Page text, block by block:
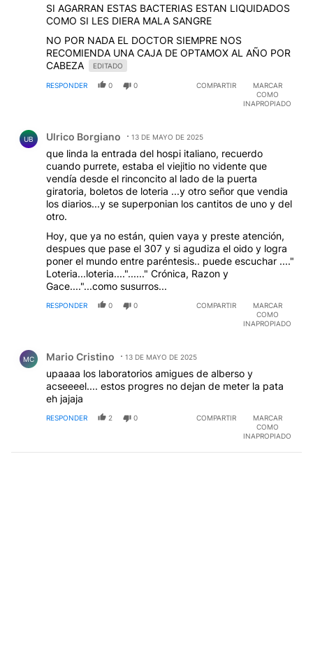
SI AGARRAN ESTAS BACTERIAS ESTAN LIQUIDADOS
COMO SI LES DIERA MALA SANGRE
NO POR NADA EL DOCTOR SIEMPRE NOS
RECOMIENDA UNA CAJA DE OPTAMOX AL AÑO POR
CABEZA
EDITADO
RESPONDER 0 0 COMPARTIR
MARCAR
COMO
INAPROPIADO
UB Ulrico Borgiano 13 DE MAYO DE 2025
que linda la entrada del hospi italiano, recuerdo
cuando purrete, estaba el viejitio no vidente que
vendía desde el rinconcito al lado de la puerta
giratoria, boletos de loteria ...y otro señor que vendia
los diarios...y se superponian los cantitos de uno y del
otro.
Hoy, que ya no están, quien vaya y preste atención,
despues que pase el 307 y si agudiza el oido y logra
poner el mundo entre paréntesis.. puede escuchar ...."
Loteria...loteria...."......" Crónica, Razon y
Gace...."...como susurros...
RESPONDER 0 0 COMPARTIR
MARCAR
COMO
INAPROPIADO
MC Mario Cristino 13 DE MAYO DE 2025
upaaaa los laboratorios amigues de alberso y
acseeeel.... estos progres no dejan de meter la pata
eh jajaja
RESPONDER 2 0 COMPARTIR
MARCAR
COMO
INAPROPIADO